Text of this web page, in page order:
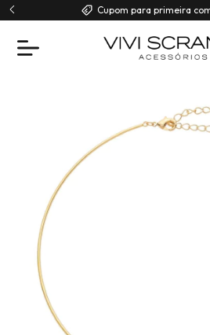
Cupom para primeira